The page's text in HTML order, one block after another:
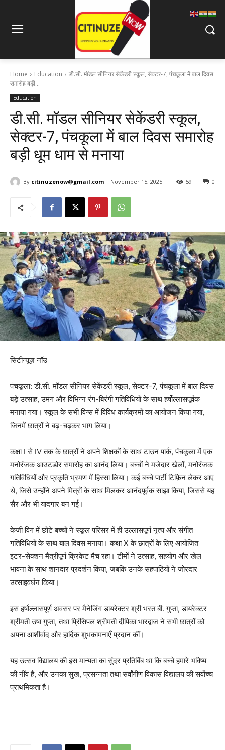
Home Education
डी.सी. मॉडल सीनियर सेकेंडरी स्कूल, सेक्टर-7, पंचकूला में बाल दिवस
समारोह बड़ी...
Education
डी.सी. मॉडल सीनियर सेकेंडरी स्कूल,
सेक्टर-7, पंचकूला में बाल दिवस समारोह
बड़ी धूम धाम से मनाया
By citinuzenow@gmail.com November 15, 2025 0
59
सिटीन्यूज़ नॉउ
पंचकूला: डी.सी. मॉडल सीनियर सेकेंडरी स्कूल, सेक्टर-7, पंचकूला में बाल दिवस
बड़े उत्साह, उमंग और विभिन्न रंग-बिरंगी गतिविधियों के साथ हर्षोल्लासपूर्वक
मनाया गया। स्कूल के सभी विंग्स में विविध कार्यक्रमों का आयोजन किया गया,
जिनमें छात्रों ने बढ़-चढ़कर भाग लिया।
कक्षा I से IV तक के छात्रों ने अपने शिक्षकों के साथ टाउन पार्क, पंचकूला में एक
मनोरंजक आउटडोर समारोह का आनंद लिया। बच्चों ने मजेदार खेलों, मनोरंजक
गतिविधियों और प्रकृति भ्रमण में हिस्सा लिया। कई बच्चे पार्टी टिफ़िन लेकर आए
थे, जिसे उन्होंने अपने मित्रों के साथ मिलकर आनंदपूर्वक साझा किया, जिससे यह
सैर और भी यादगार बन गई।
केजी विंग में छोटे बच्चों ने स्कूल परिसर में ही उल्लासपूर्ण नृत्य और संगीत
गतिविधियों के साथ बाल दिवस मनाया। कक्षा X के छात्रों के लिए आयोजित
इंटर-सेक्शन मैत्रीपूर्ण क्रिकेट मैच रहा। टीमों ने उत्साह, सहयोग और खेल
भावना के साथ शानदार प्रदर्शन किया, जबकि उनके सहपाठियों ने जोरदार
उत्साहवर्धन किया।
इस हर्षोल्लासपूर्ण अवसर पर मैनेजिंग डायरेक्टर श्री भरत बी. गुप्ता, डायरेक्टर
श्रीमती उषा गुप्ता, तथा प्रिंसिपल श्रीमती दीपिका भारद्वाज ने सभी छात्रों को
अपना आशीर्वाद और हार्दिक शुभकामनाएँ प्रदान कीं।
यह उत्सव विद्यालय की इस मान्यता का सुंदर प्रतिबिंब था कि बच्चे हमारे भविष्य
की नींव हैं, और उनका सुख, प्रसन्नता तथा सर्वांगीण विकास विद्यालय की सर्वोच्च
प्राथमिकता है।